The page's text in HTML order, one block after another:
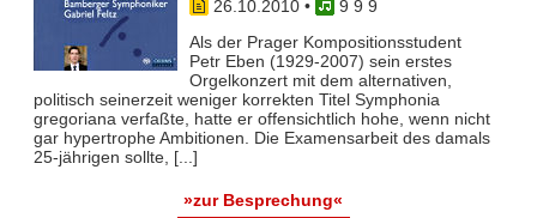
26.10.2010•
9 9 9
Als der Prager Kompositionsstudent
Petr Eben (1929-2007) sein erstes
Orgelkonzert mit dem alternativen,
politisch seinerzeit weniger korrekten Titel Symphonia
gregoriana verfaßte, hatte er offensichtlich hohe, wenn nicht
gar hypertrophe Ambitionen. Die Examensarbeit des damals
25-jährigen sollte, [...]
»zur Besprechung«